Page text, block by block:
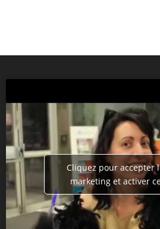
Cliquez pour accepter
marketing et activer